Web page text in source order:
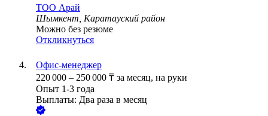
ТОО Арай
Шымкент, Каратауский район
Можно без резюме
Откликнуться
Офис-менеджер
220 000 – 250 000 ₸ за месяц, на руки
Опыт 1-3 года
Выплаты: Два раза в месяц